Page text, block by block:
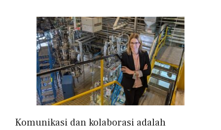
Komunikasi dan kolaborasi adalah